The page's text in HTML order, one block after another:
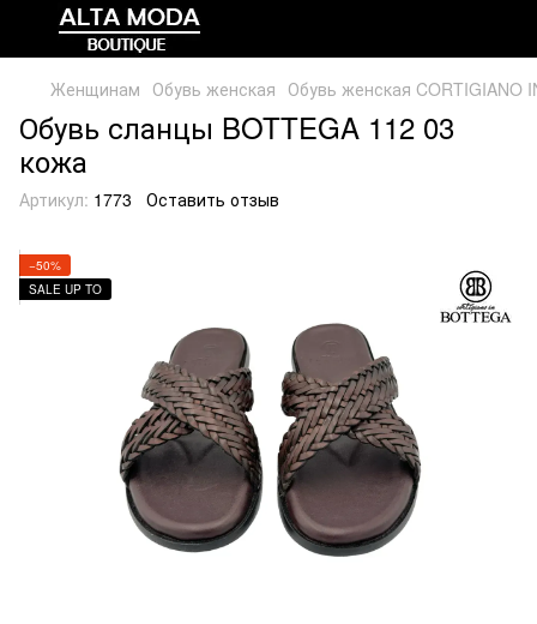
Женщинам Обувь женская Обувь женская CORTIGIANO
Обувь сланцы BOTTEGA 112 03
кожа
Артикул: 1773 Оставить отзыв
−50%
SALE UP TO